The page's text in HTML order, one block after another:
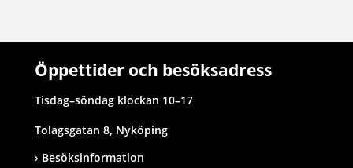
Öppettider och besöksadress
Tisdag–söndag klockan 10–17
Tolagsgatan 8, Nyköping
Besöksinformation